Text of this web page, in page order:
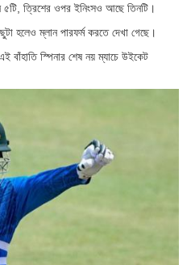
৫টি, ত্রিশের ওপর ইনিংসও আছে তিনটি।
হলেও ম্লান পারফর্ম করতে দেখা গেছে।
বাঁহাতি স্পিনার শেষ নয় ম্যাচে উইকেট